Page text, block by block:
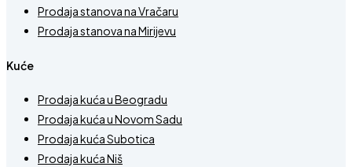
Prodaja stanova na Vračaru
Prodaja stanova na Mirijevu
Kuće
Prodaja kuća u Beogradu
Prodaja kuća u Novom Sadu
Prodaja kuća Subotica
Prodaja kuća Niš